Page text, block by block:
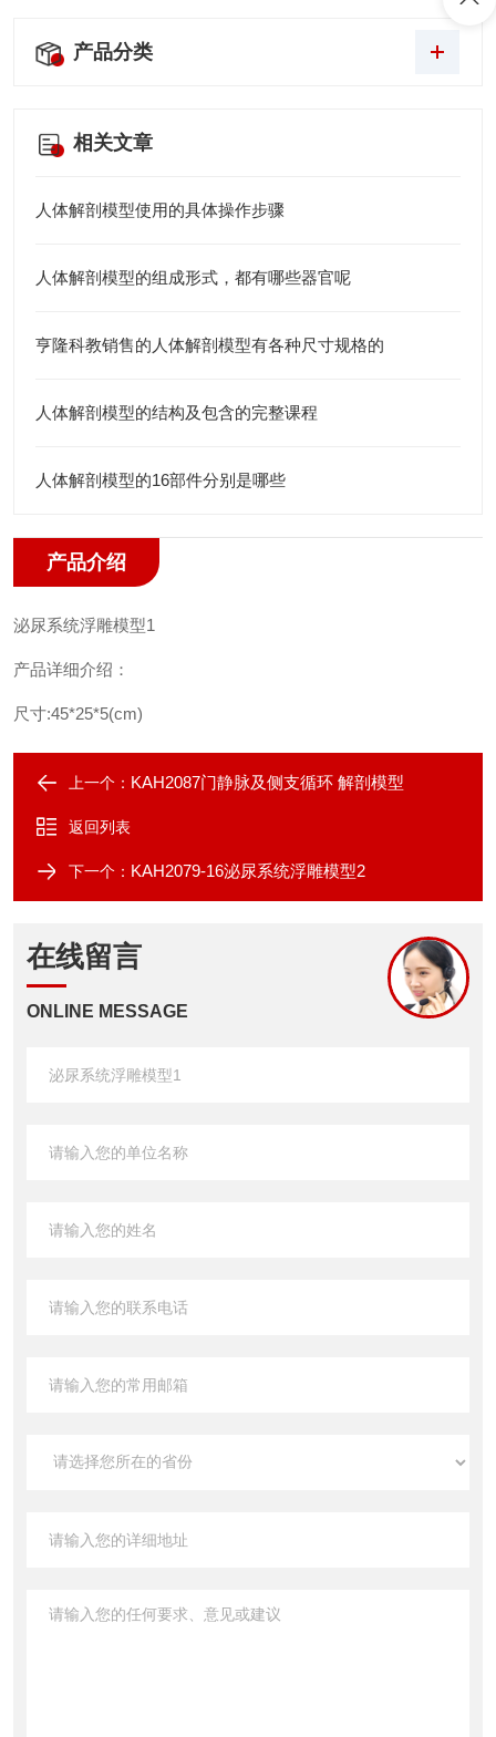
产品分类
相关文章
人体解剖模型使用的具体操作步骤
人体解剖模型的组成形式，都有哪些器官呢
亨隆科教销售的人体解剖模型有各种尺寸规格的
人体解剖模型的结构及包含的完整课程
人体解剖模型的16部件分别是哪些
产品介绍
泌尿系统浮雕模型1
产品详细介绍：
尺寸:45*25*5(cm)
上一个： KAH2087门静脉及侧支循环 解剖模型
返回列表
下一个： KAH2079-16泌尿系统浮雕模型2
在线留言
ONLINE MESSAGE